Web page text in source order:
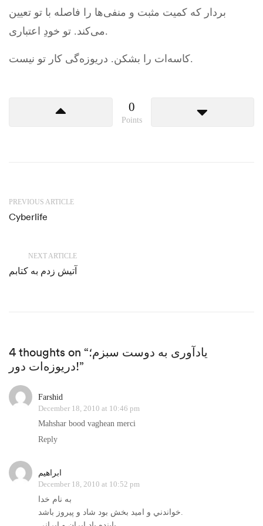
بردار که کمیت مثبت و منفی‌ها را فاصله با تو تعیین
می‌کند. تو خودِ اعتباری.
کاسه‌ات را بشکن. دریوزه‌گی کار تو نیست.
0
Points
PREVIOUS ARTICLE
Cyberlife
NEXT ARTICLE
آتیش زدم به کتابم
4 thoughts on “یادآوری به دوست سبزم؛
دریوزه‌ات دور!”
Farshid
December 18, 2010 at 10:46 pm
Mahshar bood vaghean merci
Reply
ابراهيم
December 18, 2010 at 10:52 pm
به نام خدا
خواندني و اميد بخش بود شاد و پيروز باشد.